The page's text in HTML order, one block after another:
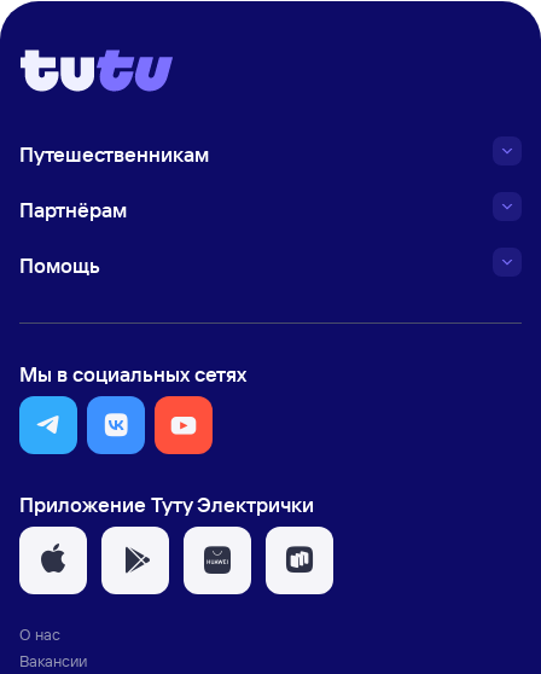
Путешественникам
Партнёрам
Помощь
Мы в социальных сетях
Приложение Туту Электрички
О нас
Вакансии